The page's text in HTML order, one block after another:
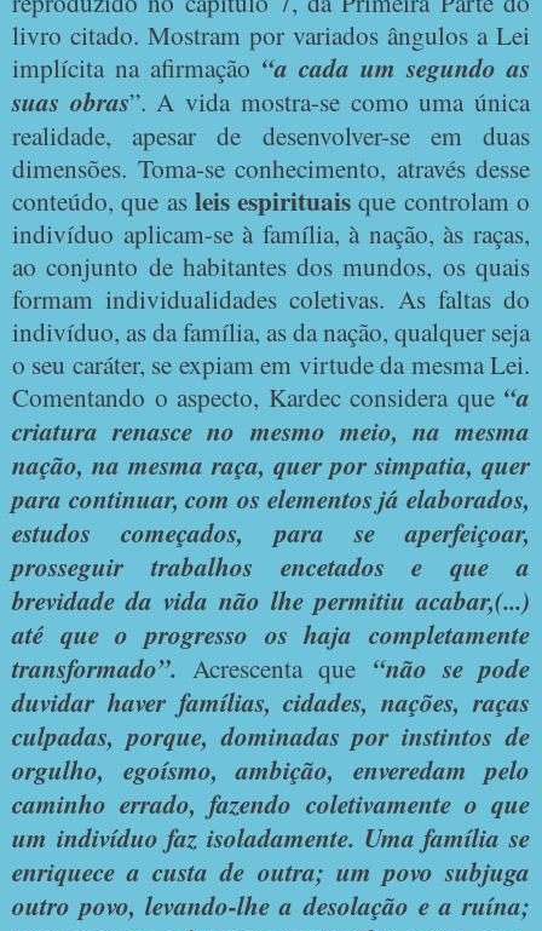
livro citado. Mostram por variados ângulos a Lei
implícita na afirmação “a cada um segundo as
suas obras”. A vida mostra-se como uma única
realidade, apesar de desenvolver-se em duas
dimensões. Toma-se conhecimento, através desse
conteúdo, que as leis espirituais que controlam o
indivíduo aplicam-se à família, à nação, às raças,
ao conjunto de habitantes dos mundos, os quais
formam individualidades coletivas. As faltas do
indivíduo, as da família, as da nação, qualquer seja
o seu caráter, se expiam em virtude da mesma Lei.
Comentando o aspecto, Kardec considera que “a
criatura renasce no mesmo meio, na mesma
nação, na mesma raça, quer por simpatia, quer
para continuar, com os elementos já elaborados,
estudos começados, para se aperfeiçoar,
prosseguir trabalhos encetados e que a
brevidade da vida não lhe permitiu acabar,(...)
até que o progresso os haja completamente
transformado”.Acrescenta que “não se pode
duvidar haver famílias, cidades, nações, raças
culpadas, porque, dominadas por instintos de
orgulho, egoísmo, ambição, enveredam pelo
caminho errado, fazendo coletivamente o que
um indivíduo faz isoladamente. Uma família se
enriquece a custa de outra; um povo subjuga
outro povo, levando-lhe a desolação e a ruína;